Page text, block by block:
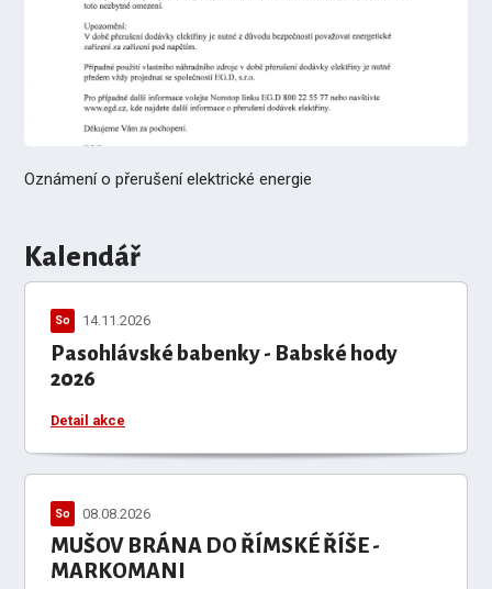
Oznámení o přerušení elektrické energie
Kalendář
Pasohlávské babenky - Babské hody
2026
So 14.11.2026
Detail akce
MUŠOV BRÁNA DO ŘÍMSKÉ ŘÍŠE -
MARKOMANI
So 08.08.2026